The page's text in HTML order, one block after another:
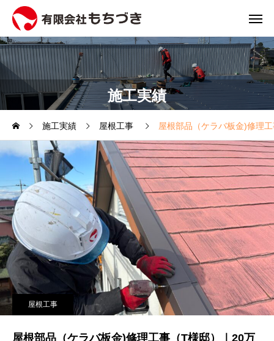
施工実績
施工実績 屋根工事 屋根部品（ケラバ板金)修理
屋根工事
屋根部品（ケラバ板金)修理工事（T様邸）｜20万